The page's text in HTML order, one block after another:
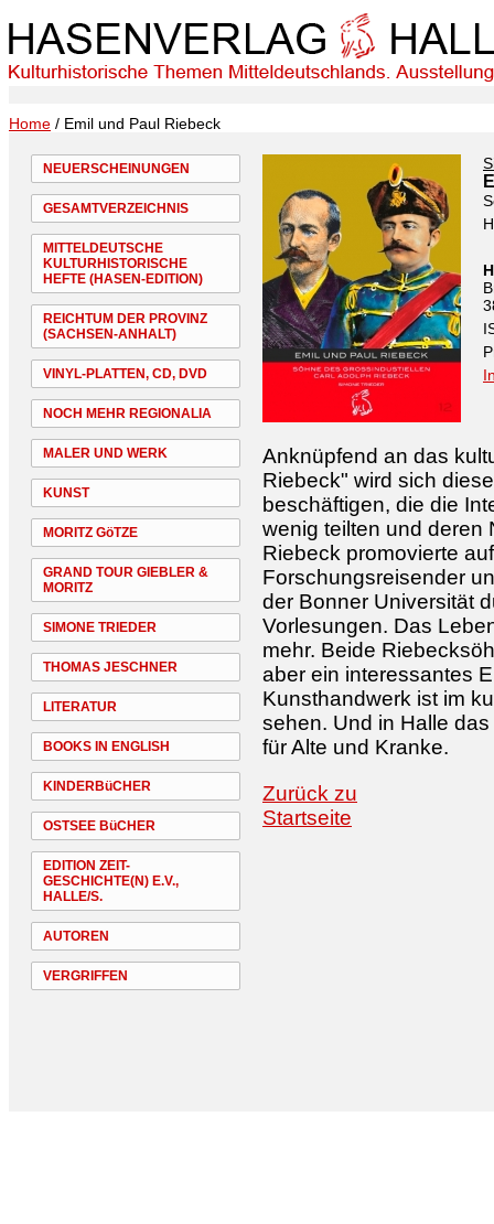
Home / Emil und Paul Riebeck
NEUERSCHEINUNGEN
GESAMTVERZEICHNIS
MITTELDEUTSCHE
KULTURHISTORISCHE
HEFTE (HASEN-EDITION)
REICHTUM DER PROVINZ
(SACHSEN-ANHALT)
VINYL-PLATTEN, CD, DVD
NOCH MEHR REGIONALIA
MALER UND WERK
KUNST
MORITZ GöTZE
GRAND TOUR GIEBLER &
MORITZ
SIMONE TRIEDER
THOMAS JESCHNER
LITERATUR
BOOKS IN ENGLISH
KINDERBüCHER
OSTSEE BüCHER
EDITION ZEIT-
GESCHICHTE(N) E.V.,
HALLE/S.
AUTOREN
VERGRIFFEN
Anknüpfend an das
Riebeck" wird sich
beschäftigen, die die
wenig teilten und deren
Riebeck promovierte
Forschungsreisender
der Bonner Universität
Vorlesungen. Das
mehr. Beide
aber ein interessantes
Kunsthandwerk ist im
sehen. Und in Halle
für Alte und Kranke.
Zurück zu
Startseite